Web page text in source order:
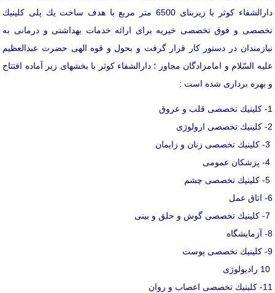
دارالشفاء كوثر با زیربنای 6500 متر مربع با هدف ساخت یك پلی كلینیك
تخصصی و فوق تخصصی خیریه برای ارائه خدمات بهداشتی و درمانی به
نیازمندان در دستور كار قرار گرفت و بحول و قوه الهی حضرت عبدالعظیم
علیه السّلام و امامزادگان مجاور ؛ دارالشفاء كوثر با بخشهای زیر آماده افتتاح
و بهره برداری شده است :
1- كلینیك تخصصی قلب و عروق
2- كلینیك تخصصی ارولوژی
4- پزشكان عمومی
5- كلینیك تخصصی چشم
6- اتاق عمل
8- آزمایشگاه
9- كلینیك تخصصی پوست
10 رادیولوژی
11- كلینیك تخصصی اعصاب و روان